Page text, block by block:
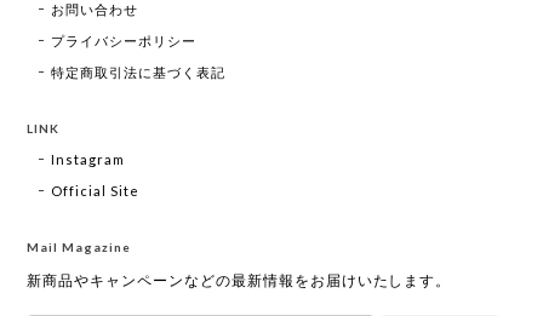
お問い合わせ
プライバシーポリシー
特定商取引法に基づく表記
LINK
Instagram
Official Site
Mail Magazine
新商品やキャンペーンなどの最新情報をお届けいたします。